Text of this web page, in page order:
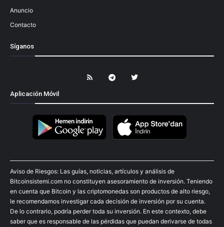
Anuncio
Contacto
Síganos
Aplicación Móvil
Aviso de Riesgos: Las guías, noticias, artículos y análisis de
Bitcoinsistemi.com no constituyen asesoramiento de inversión. Teniendo
en cuenta que Bitcoin y las criptomonedas son productos de alto riesgo,
le recomendamos investigar cada decisión de inversión por su cuenta.
De lo contrario, podría perder toda su inversión. En este contexto, debe
saber que es responsable de las pérdidas que puedan derivarse de todas